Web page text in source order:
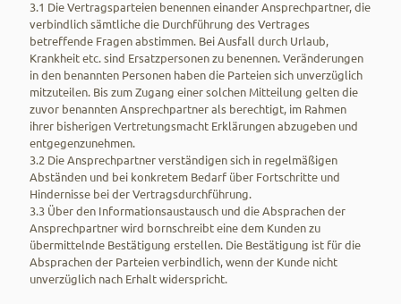
3.1 Die Vertragsparteien benennen einander Ansprechpartner, die
verbindlich sämtliche die Durchführung des Vertrages
betreffende Fragen abstimmen. Bei Ausfall durch Urlaub,
Krankheit etc. sind Ersatzpersonen zu benennen. Veränderungen
in den benannten Personen haben die Parteien sich unverzüglich
mitzuteilen. Bis zum Zugang einer solchen Mitteilung gelten die
zuvor benannten Ansprechpartner als berechtigt, im Rahmen
ihrer bisherigen Vertretungsmacht Erklärungen abzugeben und
entgegenzunehmen.
3.2 Die Ansprechpartner verständigen sich in regelmäßigen
Abständen und bei konkretem Bedarf über Fortschritte und
Hindernisse bei der Vertragsdurchführung.
3.3 Über den Informationsaustausch und die Absprachen der
Ansprechpartner wird bornschreibt eine dem Kunden zu
übermittelnde Bestätigung erstellen. Die Bestätigung ist für die
Absprachen der Parteien verbindlich, wenn der Kunde nicht
unverzüglich nach Erhalt widerspricht.